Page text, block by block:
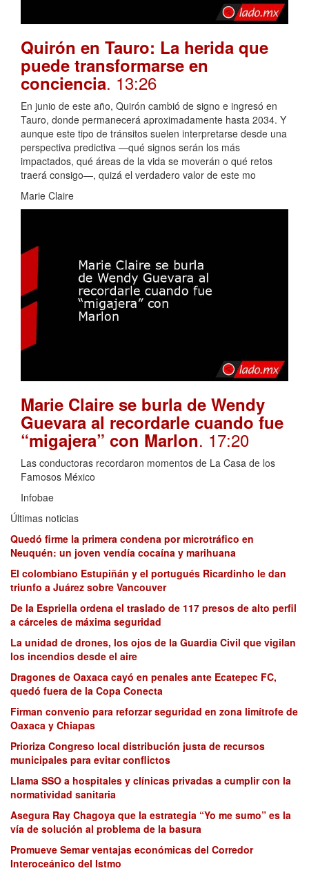
Quirón en Tauro: La herida que
puede transformarse en
conciencia. 13:26
En junio de este año, Quirón cambió de signo e ingresó en
Tauro, donde permanecerá aproximadamente hasta 2034. Y
aunque este tipo de tránsitos suelen interpretarse desde una
perspectiva predictiva —qué signos serán los más
impactados, qué áreas de la vida se moverán o qué retos
traerá consigo—, quizá el verdadero valor de este mo
Marie Claire
Marie Claire se burla de Wendy
Guevara al recordarle cuando fue
“migajera” con Marlon. 17:20
Las conductoras recordaron momentos de La Casa de los
Famosos México
Infobae
Últimas noticias
Quedó firme la primera condena por microtráfico en
Neuquén: un joven vendía cocaína y marihuana
El colombiano Estupiñán y el portugués Ricardinho le dan
triunfo a Juárez sobre Vancouver
De la Espriella ordena el traslado de 117 presos de alto perfil
a cárceles de máxima seguridad
La unidad de drones, los ojos de la Guardia Civil que vigilan
los incendios desde el aire
Dragones de Oaxaca cayó en penales ante Ecatepec FC,
quedó fuera de la Copa Conecta
Firman convenio para reforzar seguridad en zona limítrofe de
Oaxaca y Chiapas
Prioriza Congreso local distribución justa de recursos
municipales para evitar conflictos
Llama SSO a hospitales y clínicas privadas a cumplir con la
normatividad sanitaria
Asegura Ray Chagoya que la estrategia “Yo me sumo” es la
vía de solución al problema de la basura
Promueve Semar ventajas económicas del Corredor
Interoceánico del Istmo